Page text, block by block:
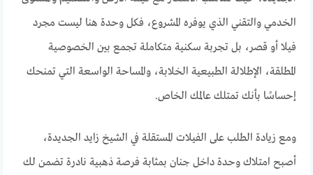
الخدمي والتقني الذي يوفره المشروع، فكل وحدة هنا ليست مجرد
فيلا أو قصر، بل تجربة سكنية متكاملة تجمع بين الخصوصية
المطلقة، الإطلالة الطبيعية الخلابة، والمساحة الواسعة التي تمنحك
إحساسًا بأنك تمتلك عالمك الخاص.
ومع زيادة الطلب على الفيلات المستقلة في الشيخ زايد الجديدة،
أصبح امتلاك وحدة داخل جنان بمثابة فرصة ذهبية نادرة تضمن لك